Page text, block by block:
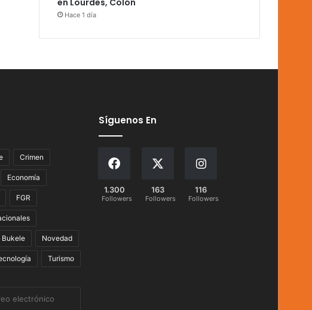
en Lourdes, Colón
Hace 1 día
Crimen
Economía
FGR
Bukele Novedad
Turismo
Síguenos En
1.300
Followers
163
Followers
116
Followers